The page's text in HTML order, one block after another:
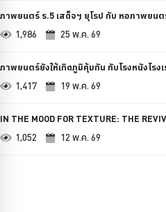
ภาพยนตร์ ร.5 เสด็จฯ ยุโรป กับ หอภาพยนต
1,986 25 พ.ค. 69
ภาพยนตร์ยังให้เกิดภูมิคุ้มกัน กับโรงหนังโรง
1,417 19 พ.ค. 69
IN THE MOOD FOR TEXTURE: THE
1,052 12 พ.ค. 69